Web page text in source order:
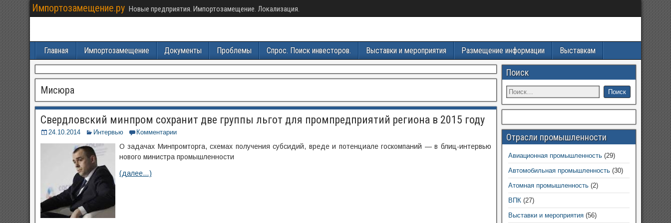
Импортозамещение.ру Новые предприятия. Импортозамещение. Локализация.
Главная Импортозамещение Документы Проблемы Спрос. Поиск инвесторов. Выставки и мероприятия Размещение информации Выставкам
Мисюра
Свердловский минпром сохранит две группы льгот для промпредприятий региона в 2015 году
24.10.2014 Интервью Комментарии
О задачах Минпромторга, схемах получения субсидий, вреде и потенциале госкомпаний — в блиц-интервью
нового министра промышленности
(далее…)
Поиск
Отрасли промышленности
Авиационная промышленность(29)
Автомобильная промышленность(30)
Атомная промышленность(2)
ВПК(27)
Выставки и мероприятия(56)